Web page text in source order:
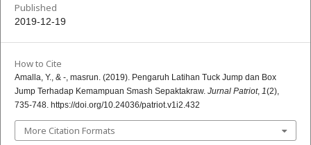
Published
2019-12-19
How to Cite
Amalla, Y., & -, masrun. (2019). Pengaruh Latihan Tuck Jump dan Box
Jump Terhadap Kemampuan Smash Sepaktakraw. Jurnal Patriot, 1(2),
735-748. https://doi.org/10.24036/patriot.v1i2.432
More Citation Formats